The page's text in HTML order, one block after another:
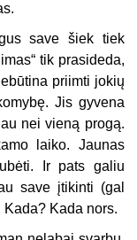
save šiek tiek
tik prasideda,
priimti jokių
Jis gyvena
nei vieną progą.
laiko. Jaunas
Ir pats galiu
save įtikinti (gal
Kada? Kada nors.